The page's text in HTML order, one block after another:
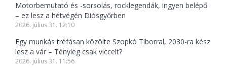
Motorbemutató és -sorsolás, rocklegendák, ingyen belépő
– ez lesz a hétvégén Diósgyőrben
2026. július 31. 12:10
Egy munkás tréfásan közölte Szopkó Tiborral, 2030-ra kész
lesz a vár – Tényleg csak viccelt?
2026. július 31. 11:56